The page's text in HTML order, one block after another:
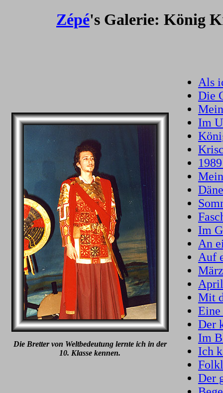
Zépé's Galerie: König
Die Bretter von Weltbedeutung lernte ich in der
10. Klasse kennen.
Als
Die
Im
Im
An
Auf
Mit
Eine
Der
Im
Ich
Der